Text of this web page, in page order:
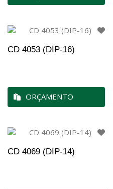
CD 4053 (DIP-16)
ORÇAMENTO
CD 4069 (DIP-14)